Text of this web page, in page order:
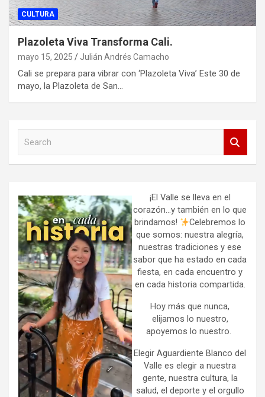
CULTURA
Plazoleta Viva Transforma Cali.
mayo 15, 2025 Julián Andrés Camacho
Cali se prepara para vibrar con ‘Plazoleta Viva’ Este 30 de
mayo, la Plazoleta de San…
h
¡El Valle se lleva en el
corazón…y también en lo que
brindamos!
Celebremos lo
que somos: nuestra alegría,
nuestras tradiciones y ese
sabor que ha estado en cada
fiesta, en cada encuentro y
en cada historia compartida.
Hoy más que nunca,
elijamos lo nuestro,
apoyemos lo nuestro.
Elegir Aguardiente Blanco del
Valle es elegir a nuestra
gente, nuestra cultura, la
salud, el deporte y el orgullo